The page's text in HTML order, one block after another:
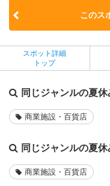
このス
スポット詳細
トップ
同じジャンルの夏休
商業施設・百貨店
同じジャンルの夏休
商業施設・百貨店